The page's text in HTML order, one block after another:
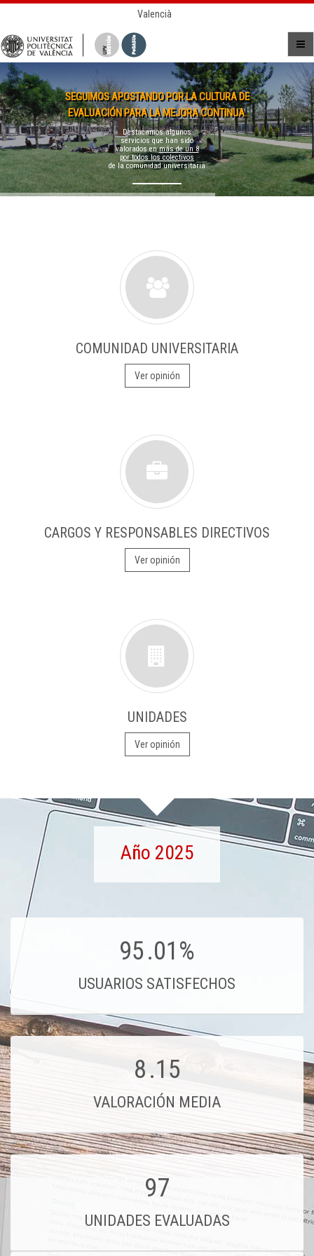
Valencià
SEGUIMOS APOSTANDO POR LA CULTURA DE
EVALUACIÓN PARA LA MEJORA CONTINUA.
Destacamos algunos
servicios que han sido
valorados enmás de un 8
por todos los colectivos
de la comunidad universitaria
COMUNIDAD UNIVERSITARIA
Ver opinión
CARGOS Y RESPONSABLES DIRECTIVOS
Ver opinión
UNIDADES
Ver opinión
Año 2025
95.01%
USUARIOS SATISFECHOS
8.15
VALORACIÓN MEDIA
97
UNIDADES EVALUADAS